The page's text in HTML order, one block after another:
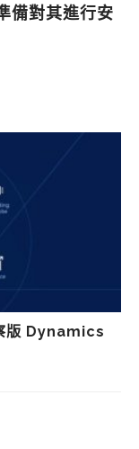
對其進行安
版 Dynamics